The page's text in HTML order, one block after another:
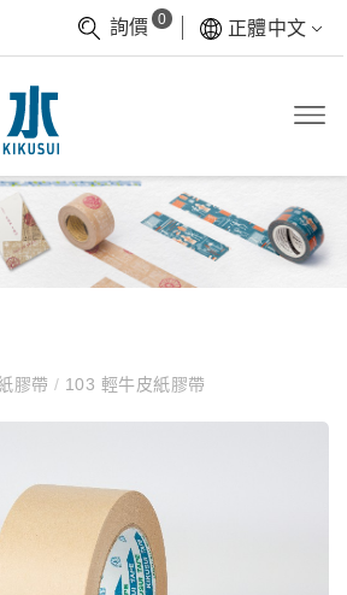
詢價 0 正體中文
膠帶/ 103 輕牛皮紙膠帶